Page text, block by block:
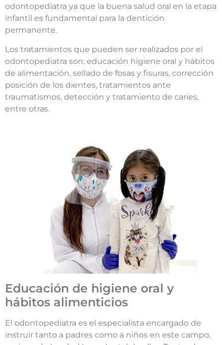
odontopediatra ya que la buena salud oral en la etapa
infantil es fundamental para la dentición
permanente.
Los tratamientos que pueden ser realizados por el
odontopediatra son: educación higiene oral y hábitos
de alimentación, sellado de fosas y fisuras, corrección
posición de los dientes, tratamientos ante
traumatismos, detección y tratamiento de caries,
entre otras.
Educación de higiene oral y
hábitos alimenticios
El odontopediatra es el especialista encargado de
instruir tanto a padres como a niños en este campo,